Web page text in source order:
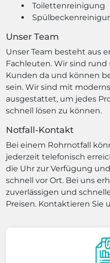
Toilettenreinigung
Unser Team
Unser Team besteht aus
Fachleuten. Wir sind
Kunden da und können
sein. Wir sind mit
ausgestattet, um jedes
schnell lösen zu können.
Notfall-Kontakt
Bei einem Rohrnotfall
jederzeit telefonisch
die Uhr zur Verfügung
schnell vor Ort. Bei uns
zuverlässigen und
Preisen. Kontaktieren Sie